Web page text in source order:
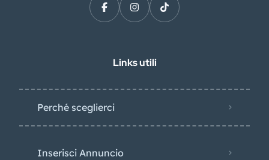
Links utili
Perché sceglierci
Inserisci Annuncio